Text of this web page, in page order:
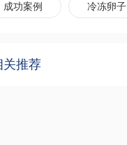
成功案例 冷冻卵子
关推荐